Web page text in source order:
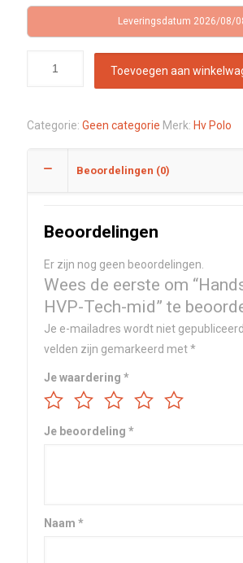
Leveringsdatum 2026/08/
Toevoegen aan
Categorie: Geen categorie Merk: Hv Polo
Beoordelingen (0)
Beoordelingen
Er zijn nog geen beoordelingen.
Wees de eerste om
HVP-Tech-mid” te
Je e-mailadres wordt niet gepubliceerd.
velden zijn gemarkeerd met*
Je waardering *
Je beoordeling *
Naam *